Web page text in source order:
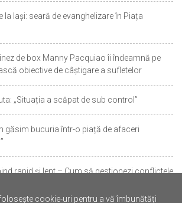
la Iași: seară de evanghelizare în Piața
de box Manny Pacquiao îi îndeamnă pe
obiective de câștigare a sufletelor
„Situația a scăpat de sub control”
găsim bucuria într-o piață de afaceri
rapid și lent – Cum să gestionezi conflictele
cookie-uri pentru a vă îmbunătăți